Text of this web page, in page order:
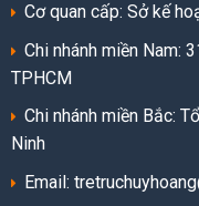
Cơ quan cấp: Sở kế
Chi nhánh miền Nam:
TPHCM
Chi nhánh miền Bắc:
Ninh
Email: